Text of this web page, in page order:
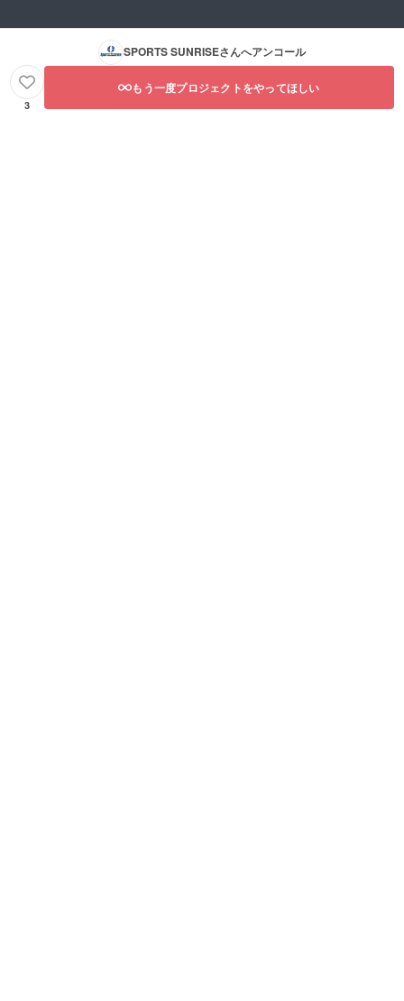
SPORTS SUNRISEさんへアンコール
3
もう一度プロジェクトをやってほしい